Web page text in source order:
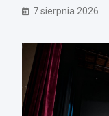
7 sierpnia 2026